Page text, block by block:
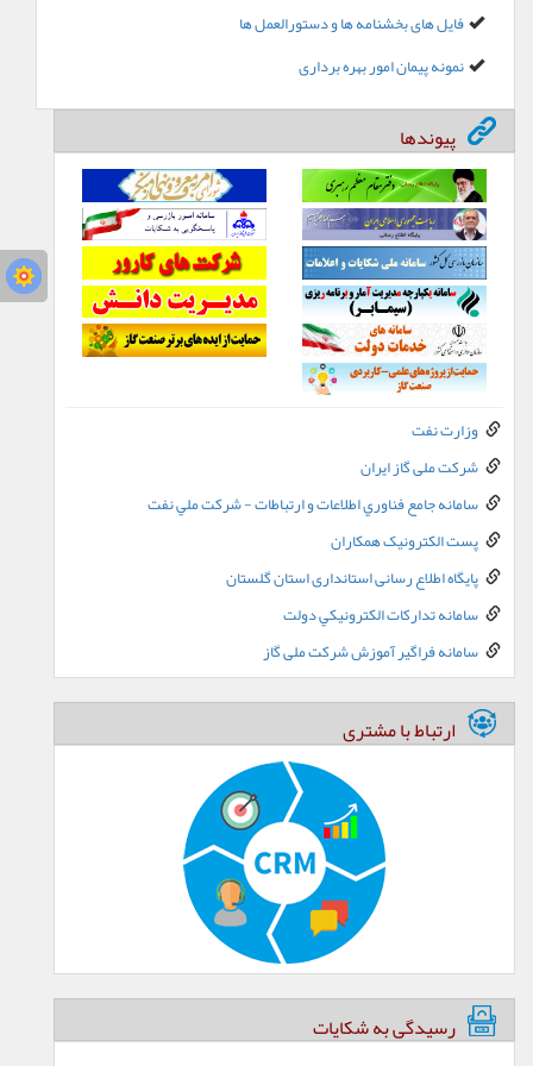
فایل های بخشنامه ها و دستورالعمل ها
نمونه پیمان امور بهره برداری
پیوندها
وزارت نفت
شرکت ملی گاز ایران
سامانه جامع فناوري اطلاعات و ارتباطات - شرکت ملي نفت
پست الکترونيک همکاران
پایگاه اطلاع رسانی استانداری استان گلستان
سامانه تدارکات الکترونيکي دولت
سامانه فراگیر آموزش شرکت ملی گاز
ارتباط با مشتری
رسیدگی به شکایات